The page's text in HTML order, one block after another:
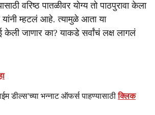
वरिष्ठ पातळीवर योग्य तो पाठपुरावा केला
म्हटलं आहे. त्यामुळे आता या
केली जाणार का? याकडे सर्वांचं लक्ष लागलं
डील्स'च्या भन्नाट ऑफर्स पाहण्यासाठीक्लिक